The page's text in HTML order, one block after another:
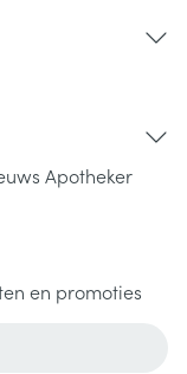
Apotheker
en promoties